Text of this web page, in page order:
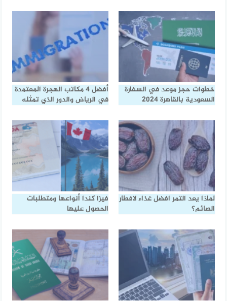
خطوات حجز موعد في السفارة
السعودية بالقاهرة 2024
أفضل 4 مكاتب الهجرة المعتمدة
في الرياض والدور الذي تمثله
لماذا يعد التمر افضل غذاء لافطار
الصائم؟
فيزا كندا أنواعها ومتطلبات
الحصول عليها